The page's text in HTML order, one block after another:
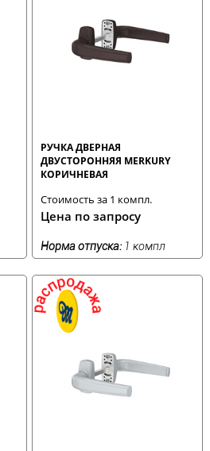
РУЧКА ДВЕРНАЯ
ДВУСТОРОННЯЯ MERKURY
КОРИЧНЕВАЯ
Стоимость за 1 компл.
Цена по запросу
Норма отпуска: 1 компл